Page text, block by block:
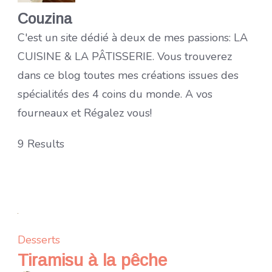
Couzina
C'est un site dédié à deux de mes passions: LA
CUISINE & LA PÂTISSERIE. Vous trouverez
dans ce blog toutes mes créations issues des
spécialités des 4 coins du monde. A vos
fourneaux et Régalez vous!
9 Results
Desserts
Tiramisu à la pêche